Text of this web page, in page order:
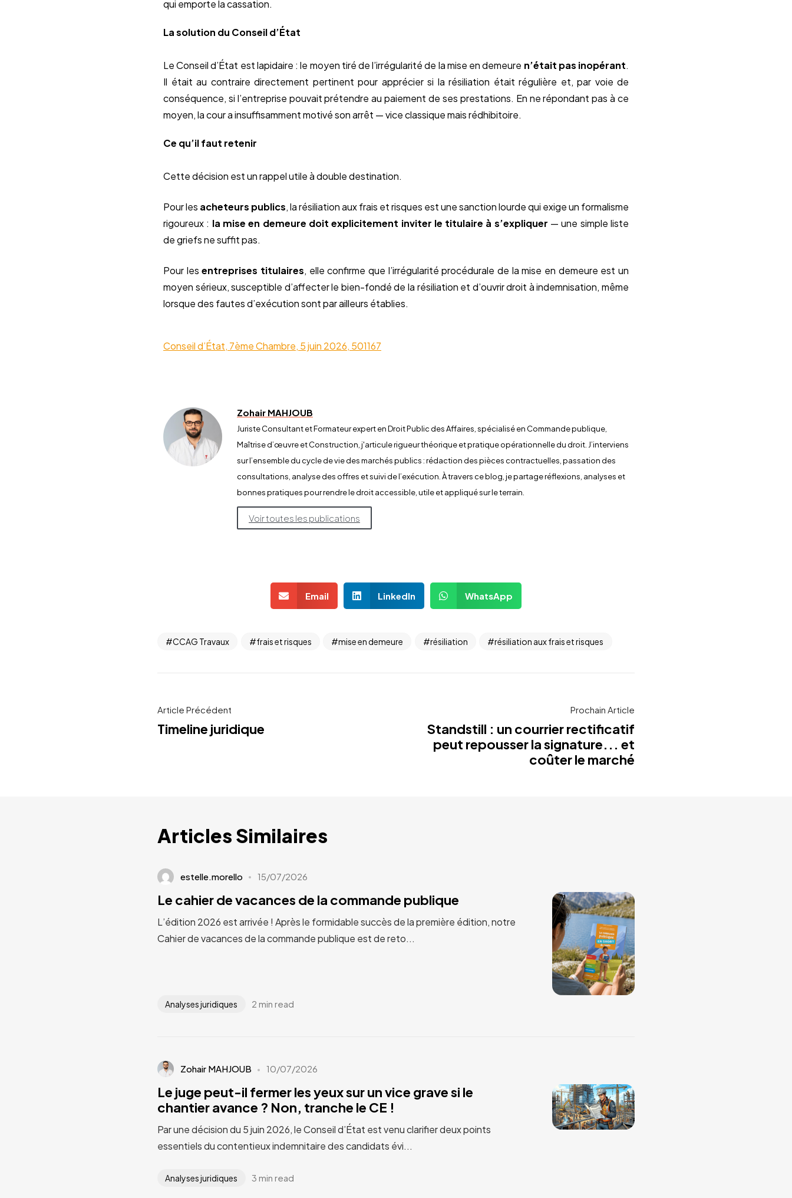
qui emporte la cassation.
La solution du Conseil d’État
Le Conseil d’État est lapidaire : le moyen tiré de l’irrégularité de la mise en demeure n’était pas inopérant.
Il était au contraire directement pertinent pour apprécier si la résiliation était régulière et, par voie de
conséquence, si l’entreprise pouvait prétendre au paiement de ses prestations. En ne répondant pas à ce
moyen, la cour a insuffisamment motivé son arrêt — vice classique mais rédhibitoire.
Ce qu’il faut retenir
Cette décision est un rappel utile à double destination.
Pour les acheteurs publics, la résiliation aux frais et risques est une sanction lourde qui exige un formalisme
rigoureux : la mise en demeure doit explicitement inviter le titulaire à s’expliquer — une simple liste
de griefs ne suffit pas.
Pour lesentreprises titulaires, elle confirme que l’irrégularité procédurale de la mise en demeure est un
moyen sérieux, susceptible d’affecter le bien-fondé de la résiliation et d’ouvrir droit à indemnisation, même
lorsque des fautes d’exécution sont par ailleurs établies.
Conseil d’État, 7ème Chambre, 5 juin 2026, 501167
Zohair MAHJOUB
Juriste Consultant et Formateur expert en Droit Public des Affaires, spécialisé en Commande publique,
Maîtrise d’œuvre et Construction, j'articule rigueur théorique et pratique opérationnelle du droit. J’interviens
sur l’ensemble du cycle de vie des marchés publics : rédaction des pièces contractuelles, passation des
consultations, analyse des offres et suivi de l’exécution. À travers ce blog, je partage réflexions, analyses et
bonnes pratiques pour rendre le droit accessible, utile et appliqué sur le terrain.
Voir toutes les publications
Email LinkedIn WhatsApp
CCAG Travaux frais et risques mise en demeure résiliation résiliation aux frais et risques
Article Précédent
Timeline juridique
Prochain Article
Standstill : un courrier rectificatif
peut repousser la signature... et
coûter le marché
Articles Similaires
estelle.morello 15/07/2026
Le cahier de vacances de la commande publique
L’édition 2026 est arrivée ! Après le formidable succès de la première édition, notre
Cahier de vacances de la commande publique est de reto...
Analyses juridiques 2 min read
Zohair MAHJOUB 10/07/2026
Le juge peut-il fermer les yeux sur un vice grave si le
chantier avance ? Non, tranche le CE !
Par une décision du 5 juin 2026, le Conseil d’État est venu clarifier deux points
essentiels du contentieux indemnitaire des candidats évi...
Analyses juridiques 3 min read